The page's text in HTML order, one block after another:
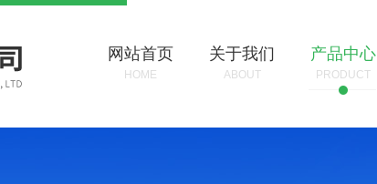
网站首页
HOME
关于我们
ABOUT
产品中心
PRODUCT